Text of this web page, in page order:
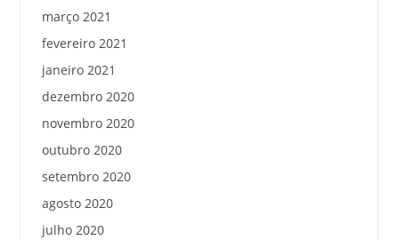
março 2021
fevereiro 2021
janeiro 2021
dezembro 2020
novembro 2020
outubro 2020
setembro 2020
agosto 2020
julho 2020